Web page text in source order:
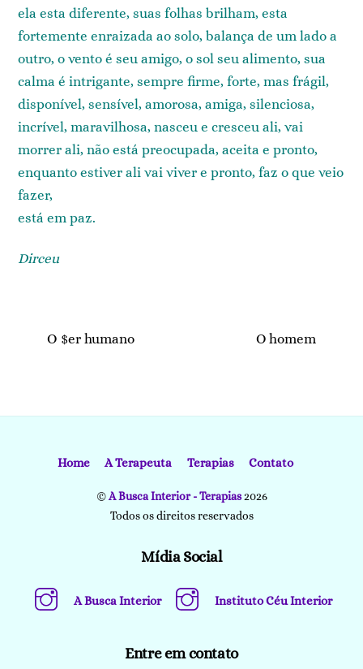
ela esta diferente, suas folhas brilham, esta
fortemente enraizada ao solo, balança de um lado a
outro, o vento é seu amigo, o sol seu alimento, sua
calma é intrigante, sempre firme, forte, mas frágil,
disponível, sensível, amorosa, amiga, silenciosa,
incrível, maravilhosa, nasceu e cresceu ali, vai
morrer ali, não está preocupada, aceita e pronto,
enquanto estiver ali vai viver e pronto, faz o que veio
fazer,
está em paz.
Dirceu
O $er humano O homem
Home A Terapeuta Terapias Contato
©A Busca Interior - Terapias2026
Todos os direitos reservados
Mídia Social
A Busca Interior Instituto Céu Interior
Entre em contato